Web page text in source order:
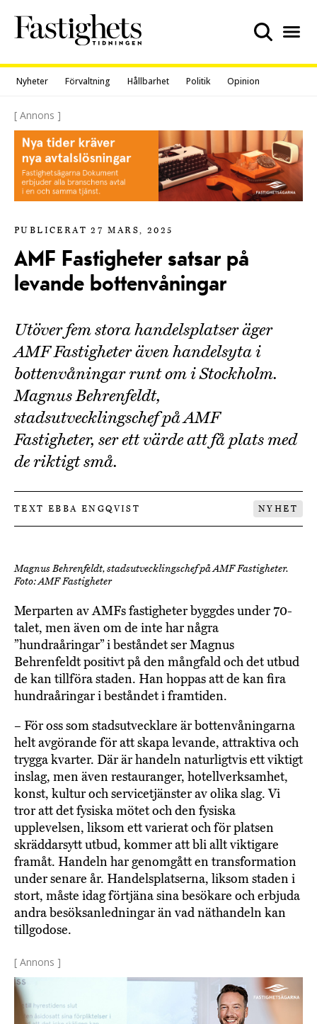
content
Nyheter Förvaltning Hållbarhet Politik Opinion
[ Annons ]
PUBLICERAT 27 MARS, 2025
AMF Fastigheter satsar på
levande bottenvåningar
Utöver fem stora handelsplatser äger
AMF Fastigheter även handelsyta i
bottenvåningar runt om i Stockholm.
Magnus Behrenfeldt,
stadsutvecklingschef på AMF
Fastigheter, ser ett värde att få plats med
de riktigt små.
TEXT EBBA ENGQVIST NYHET
Magnus Behrenfeldt, stadsutvecklingschef på AMF Fastigheter.
Foto: AMF Fastigheter
Merparten av AMFs fastigheter byggdes under 70-
talet, men även om de inte har några
”hundraåringar” i beståndet ser Magnus
Behrenfeldt positivt på den mångfald och det utbud
de kan tillföra staden. Han hoppas att de kan fira
hundraåringar i beståndet i framtiden.
– För oss som stadsutvecklare är bottenvåningarna
helt avgörande för att skapa levande, attraktiva och
trygga kvarter. Där är handeln naturligtvis ett viktigt
inslag, men även restauranger, hotellverksamhet,
konst, kultur och servicetjänster av olika slag. Vi
tror att det fysiska mötet och den fysiska
upplevelsen, liksom ett varierat och för platsen
skräddarsytt utbud, kommer att bli allt viktigare
framåt. Handeln har genomgått en transformation
under senare år. Handelsplatserna, liksom staden i
stort, måste idag förtjäna sina besökare och erbjuda
andra besöksanledningar än vad näthandeln kan
tillgodose.
[ Annons ]